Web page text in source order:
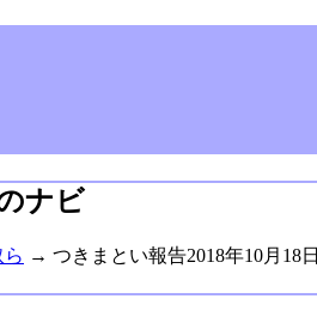
ナビ
→ つきまとい報告2018年10月18日